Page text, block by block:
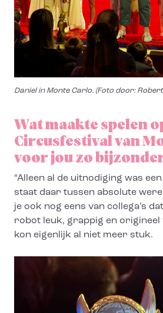
Daniel in Monte Carlo. (Foto door:
Wat maakte spelen
Circusfestival van
voor jou zo
“Alleen al de uitnodiging was
staat daar tussen absolute
je ook nog eens van collega’s
robot leuk, grappig en origineel
kon eigenlijk al niet meer stuk.